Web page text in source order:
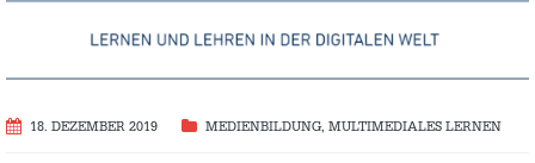
18. DEZEMBER 2019 MEDIENBILDUNG, MULTIMEDIALES LERNEN